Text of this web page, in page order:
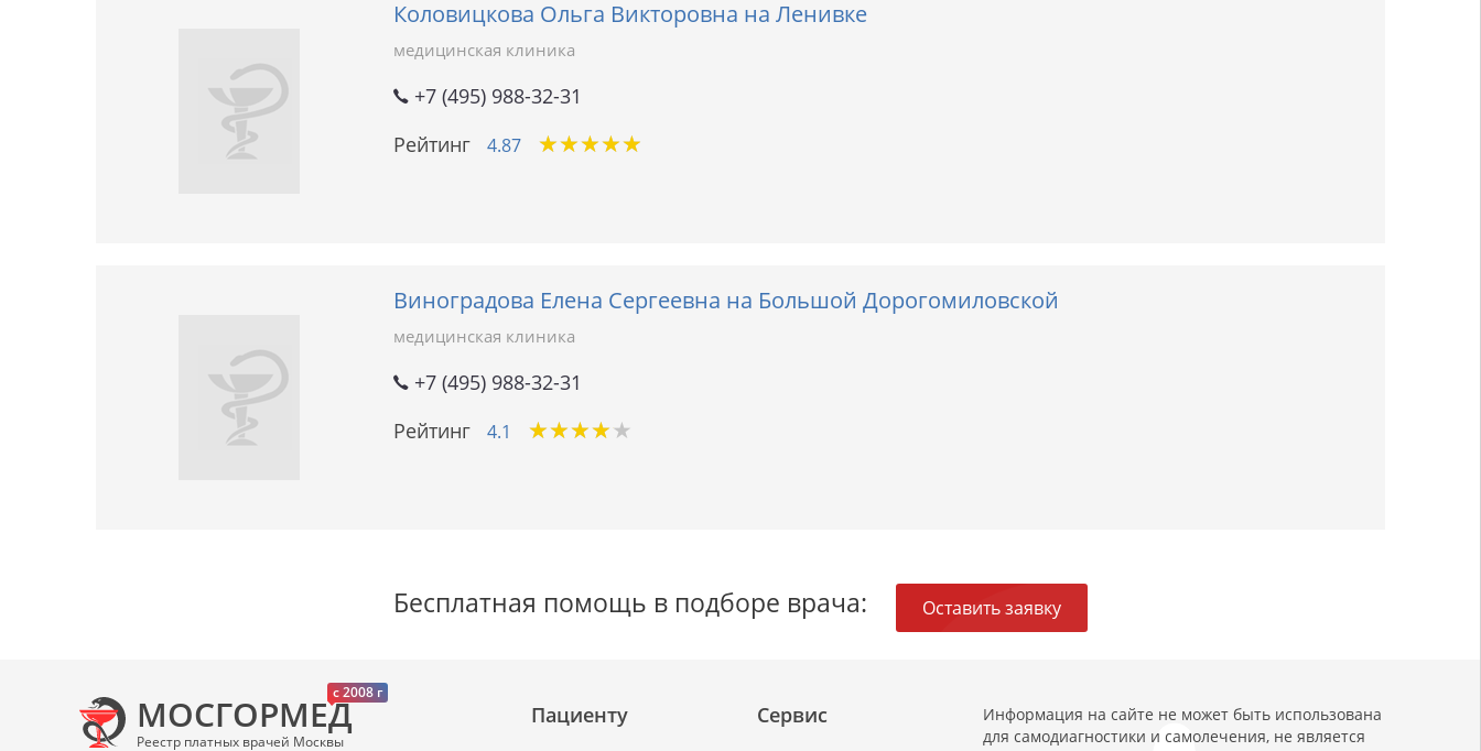
Коловицкова Ольга Викторовна на Ленивке
медицинская клиника
+7 (495) 988-32-31
Рейтинг
4.87 ★★★★★
★★★★★
Виноградова Елена Сергеевна на Большой Дорогомиловской
медицинская клиника
+7 (495) 988-32-31
Рейтинг
4.1 ★★★★★
★★★★★
Бесплатная помощь в подборе врача: Оставить заявку
c 2008 г
МОСГОРМЕД
Реестр платных врачей Москвы
Пациенту Сервис
Информация на сайте не может быть использована
для самодиагностики и самолечения, не является